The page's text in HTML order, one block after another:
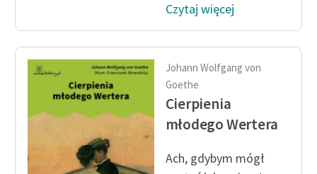
Ręce pełne poezji
Kolekcje edukacyjne
twórców przechodzących
do domeny publicznej,
Starego Testamentu
Czytaj więcej
Johann Wolfgang von
Goethe
Cierpienia
młodego Wertera
Ach, gdybym mógł